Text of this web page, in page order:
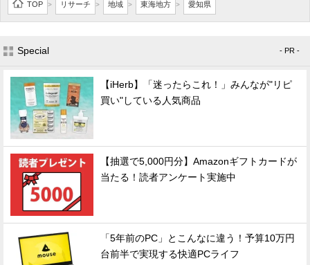
TOP > リサーチ > 地域 > 東海地方 > 愛知県
Special - PR -
【iHerb】「迷ったらこれ！」みんなが"リピ
買い"している人気商品
【抽選で5,000円分】Amazonギフトカードが
当たる！読者アンケート実施中
「5年前のPC」とこんなに違う！予算10万円
台前半で実現する快適PCライフ